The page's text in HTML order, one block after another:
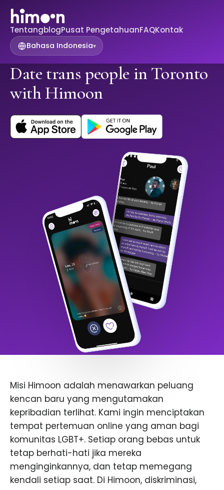
TentangblogPusat PengetahuanFAQKontak
Bahasa Indonesia▾
Date trans people in Toronto
with Himoon
Misi Himoon adalah menawarkan peluang
kencan baru yang mengutamakan
kepribadian terlihat. Kami ingin menciptakan
tempat pertemuan online yang aman bagi
komunitas LGBT+. Setiap orang bebas untuk
tetap berhati-hati jika mereka
menginginkannya, dan tetap memegang
kendali setiap saat. Di Himoon, diskriminasi,